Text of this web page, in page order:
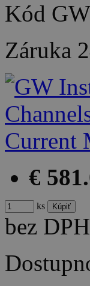
Kód
Záruka
€
ks
bez DPH